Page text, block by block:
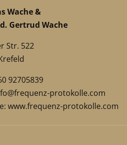
Wache &
Gertrud Wache
Str. 522
92705839
protokolle.com
www.frequenz-protokolle.com